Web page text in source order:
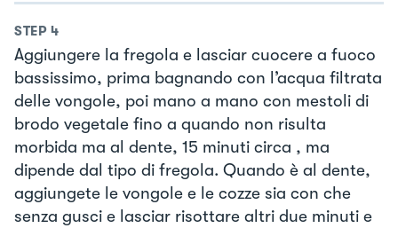
STEP 4
Aggiungere la fregola e lasciar cuocere a fuoco
bassissimo, prima bagnando con l’acqua filtrata
delle vongole, poi mano a mano con mestoli di
brodo vegetale fino a quando non risulta
morbida ma al dente, 15 minuti circa , ma
dipende dal tipo di fregola. Quando è al dente,
aggiungete le vongole e le cozze sia con che
senza gusci e lasciar risottare altri due minuti e